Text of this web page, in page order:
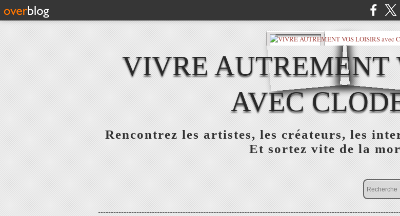
VIVRE AUTREMENT
AVEC
Rencontrez les artistes, les créateurs, les
Et sortez vite de la